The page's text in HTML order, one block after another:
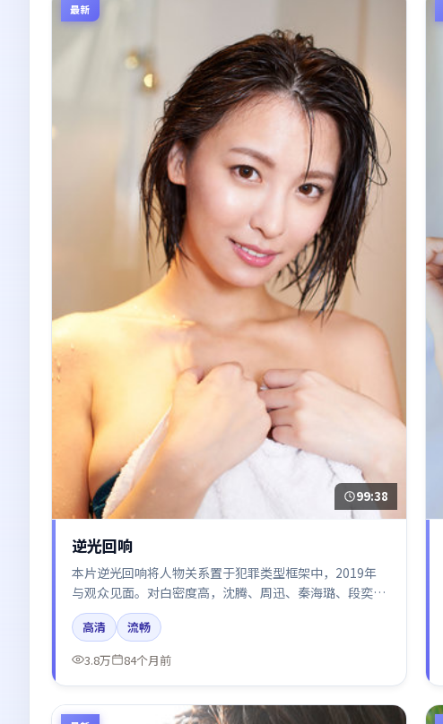
最新
99:38
逆光回响
本片逆光回响将人物关系置于犯罪类型框架中，2019年
与观众见面。对白密度高，沈腾、周迅、秦海璐、段奕
宏、黄渤的台词节奏值得关注；整体气质偏法国都市与冷
色调摄影。
高清
流畅
3.8万
84个月前